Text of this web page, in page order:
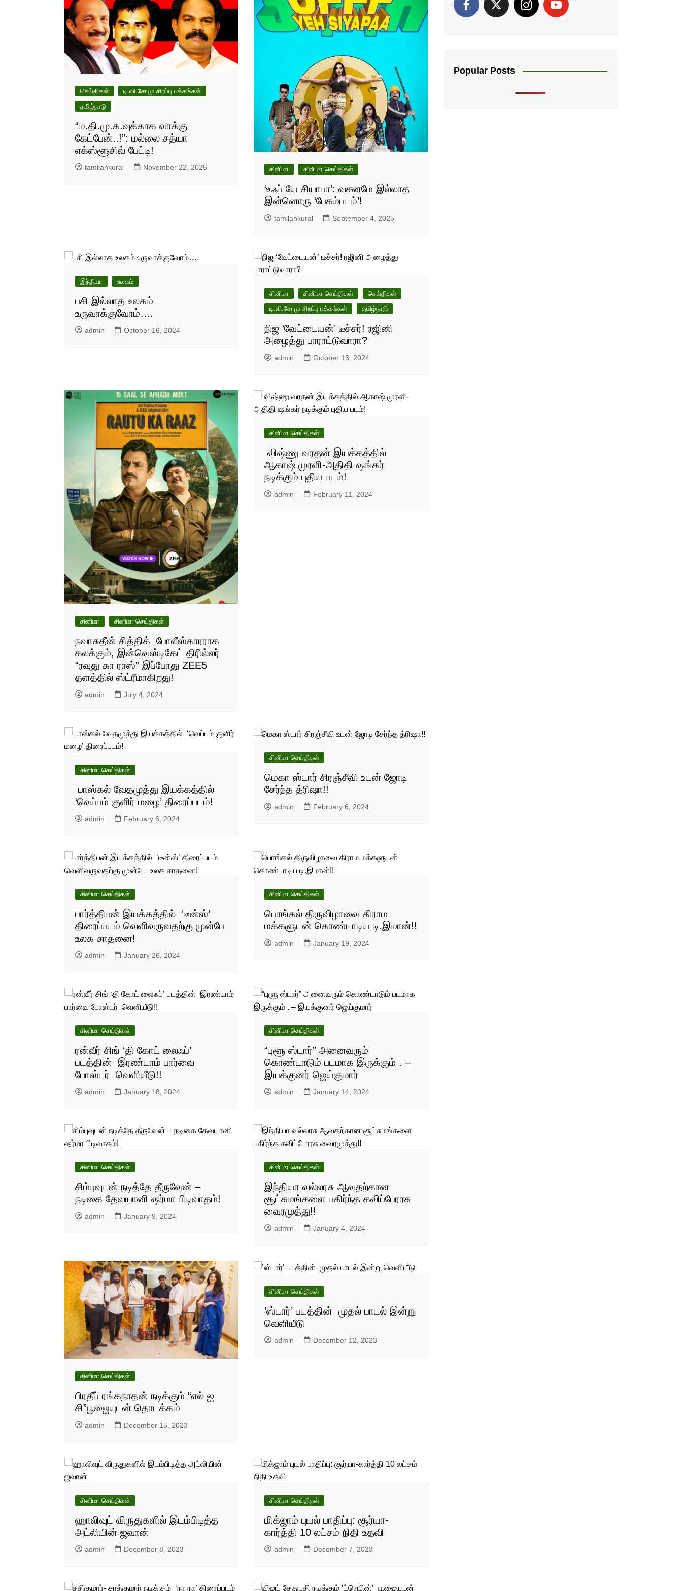
செய்திகள்
டி.வி.சோமு சிறப்பு பக்கங்கள்
தமிழ்நாடு
“ம.தி.மு.க.வுக்காக வாக்கு
கேட்பேன்..!”: மல்லை சத்யா
எக்ஸ்ளூசிவ் பேட்டி!
tamilankural November 22, 2025 சினிமா சினிமா செய்திகள்
‘உஃப் யே சியாபா’: வசனமே இல்லாத
இன்னொரு ‘பேசும்படம்’!
tamilankural September 4, 2025
இந்தியா உலகம்
பசி இல்லாத உலகம்
உருவாக்குவோம்….
admin October 16, 2024
சினிமா சினிமா செய்திகள்
செய்திகள்
டி.வி.சோமு சிறப்பு பக்கங்கள்
தமிழ்நாடு
நிஜ ‘வேட்டையன்’ டீச்சர்! ரஜினி
அழைத்து பாராட்டுவாரா?
admin October 13, 2024
சினிமா சினிமா செய்திகள்
நவாசுதீன் சித்திக் போலீஸ்காரராக
கலக்கும், இன்வெஸ்டிகேட் திரில்லர்
“ரவுது கா ராஸ்” இப்போது ZEE5
தளத்தில் ஸ்ட்ரீமாகிறது!
admin July 4, 2024
சினிமா செய்திகள்
விஷ்ணு வரதன் இயக்கத்தில்
ஆகாஷ் முரளி-அதிதி ஷங்கர்
நடிக்கும் புதிய படம்!
admin February 11, 2024
சினிமா செய்திகள்
பாஸ்கல் வேதமுத்து இயக்கத்தில்
‘வெப்பம் குளிர் மழை’ திரைப்படம்!
admin February 6, 2024
சினிமா செய்திகள்
மெகா ஸ்டார் சிரஞ்சீவி உடன் ஜோடி
சேர்ந்த த்ரிஷா!!
admin February 6, 2024
சினிமா செய்திகள்
பார்த்திபன் இயக்கத்தில் ‘டீன்ஸ்’
திரைப்படம் வெளிவருவதற்கு முன்பே
உலக சாதனை!
admin January 26, 2024
சினிமா செய்திகள்
பொங்கல் திருவிழாவை கிராம
மக்களுடன் கொண்டாடிய டி.இமான்!!
admin January 19, 2024
சினிமா செய்திகள்
ரன்வீர் சிங் ‘தி கோட் லைஃப்’
படத்தின் இரண்டாம் பார்வை
போஸ்டர் வெளியீடு!!
admin January 18, 2024
சினிமா செய்திகள்
“புளூ ஸ்டார்” அனைவரும்
கொண்டாடும் படமாக இருக்கும் . –
இயக்குனர் ஜெய்குமார்
admin January 14, 2024
சினிமா செய்திகள்
சிம்புவுடன் நடித்தே தீருவேன் –
நடிகை தேவயானி ஷர்மா பிடிவாதம்!
admin January 9, 2024
சினிமா செய்திகள்
இந்தியா வல்லரசு ஆவதற்கான
சூட்சுமங்களை பகிர்ந்த கவிப்பேரரசு
வைரமுத்து!!
admin January 4, 2024
சினிமா செய்திகள்
பிரதீப் ரங்கநாதன் நடிக்கும் “எல் ஐ
சி”பூஜையுடன் தொடக்கம்
admin December 15, 2023
சினிமா செய்திகள்
’ஸ்டார்’ படத்தின் முதல் பாடல் இன்று
வெளியீடு
admin December 12, 2023
சினிமா செய்திகள்
ஹாலிவுட் விருதுகளில் இடம்பிடித்த
அட்லியின் ஜவான்
admin December 8, 2023
சினிமா செய்திகள்
மிக்ஜாம் புயல் பாதிப்பு: சூர்யா-
கார்த்தி 10 லட்சம் நிதி உதவி
admin December 7, 2023
Popular Posts